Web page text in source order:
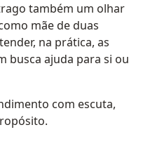
também um olhar
mãe de duas
na prática, as
busca ajuda para si ou
com escuta,